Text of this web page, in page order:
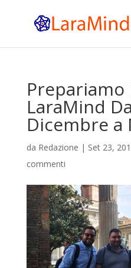
LaraMind
Dicembre a
da Redazione | Set 23,
commenti